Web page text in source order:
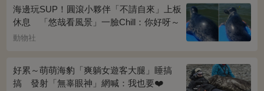
海邊玩SUP！圓滾小夥伴「不請自來」上板
休息 「悠哉看風景」一臉Chill：你好呀～
動物社
好累～萌萌海豹「爽躺女遊客大腿」睡搞
搞 發射「無辜眼神」網喊：我也要❤️